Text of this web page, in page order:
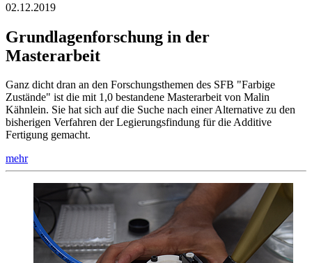
02.12.2019
Grundlagenforschung in der
Masterarbeit
Ganz dicht dran an den Forschungsthemen des SFB "Farbige
Zustände" ist die mit 1,0 bestandene Masterarbeit von Malin
Kähnlein. Sie hat sich auf die Suche nach einer Alternative zu den
bisherigen Verfahren der Legierungsfindung für die Additive
Fertigung gemacht.
mehr